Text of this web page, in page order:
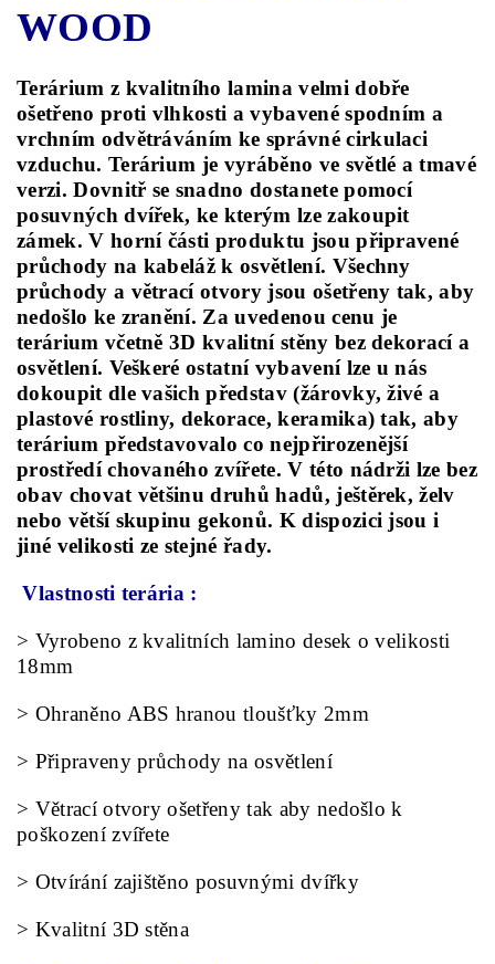
WOOD
Terárium z kvalitního lamina velmi dobře
ošetřeno proti vlhkosti a vybavené spodním a
vrchním odvětráváním ke správné cirkulaci
vzduchu. Terárium je vyráběno ve světlé a tmavé
verzi. Dovnitř se snadno dostanete pomocí
posuvných dvířek, ke kterým lze zakoupit
zámek. V horní části produktu jsou připravené
průchody na kabeláž k osvětlení. Všechny
průchody a větrací otvory jsou ošetřeny tak, aby
nedošlo ke zranění. Za uvedenou cenu je
terárium včetně 3D kvalitní stěny bez dekorací a
osvětlení. Veškeré ostatní vybavení lze u nás
dokoupit dle vašich představ (žárovky, živé a
plastové rostliny, dekorace, keramika) tak, aby
terárium představovalo co nejpřirozenější
prostředí chovaného zvířete. V této nádrži lze bez
obav chovat většinu druhů hadů, ještěrek, želv
nebo větší skupinu gekonů. K dispozici jsou i
jiné velikosti ze stejné řady.
Vlastnosti terária :
> Vyrobeno z kvalitních lamino desek o velikosti
18mm
> Ohraněno ABS hranou tloušťky 2mm
> Připraveny průchody na osvětlení
> Větrací otvory ošetřeny tak aby nedošlo k
poškození zvířete
> Otvírání zajištěno posuvnými dvířky
> Kvalitní 3D stěna